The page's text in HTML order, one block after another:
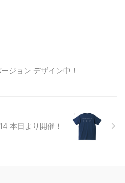
ジョン デザイン中！
本日より開催！